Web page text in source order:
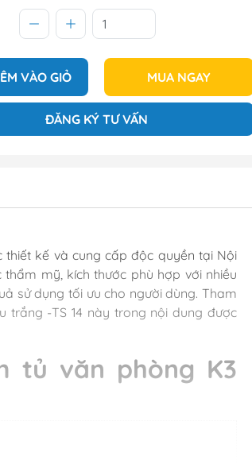
VÀO GIỎ MUA NGAY
ĐĂNG KÝ TƯ VẤN
kế và cung cấp độc quyền tại Nội
mỹ, kích thước phù hợp với nhiều
sử dụng tối ưu cho người dùng. Tham
trắng -TS 14 này trong nội dung được
tủ văn phòng K3